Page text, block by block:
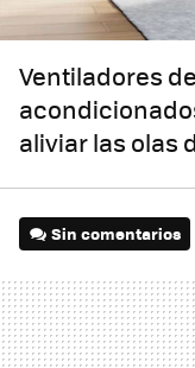
Ventiladores
aliviar las olas
Sin comentarios